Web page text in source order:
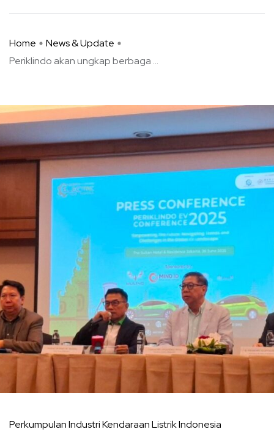
Home
News & Update
Periklindo akan ungkap berbaga ...
Perkumpulan Industri Kendaraan Listrik Indonesia